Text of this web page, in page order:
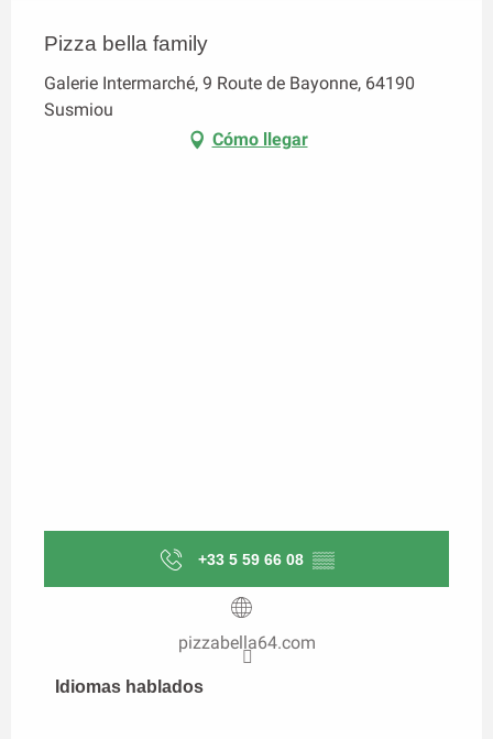
Pizza bella family
Galerie Intermarché, 9 Route de Bayonne, 64190
Susmiou
Cómo llegar
+33 5 59 66 08 ▒▒
pizzabella64.com
Idiomas hablados
Idiomas hablados